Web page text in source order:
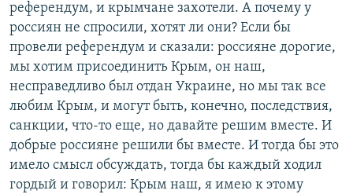
референдум, и крымчане захотели. А почему у
россиян не спросили, хотят ли они? Если бы
провели референдум и сказали: россияне дорогие,
мы хотим присоединить Крым, он наш,
несправедливо был отдан Украине, но мы так все
любим Крым, и могут быть, конечно, последствия,
санкции, что-то еще, но давайте решим вместе. И
добрые россияне решили бы вместе. И тогда бы это
имело смысл обсуждать, тогда бы каждый ходил
гордый и говорил: Крым наш, я имею к этому